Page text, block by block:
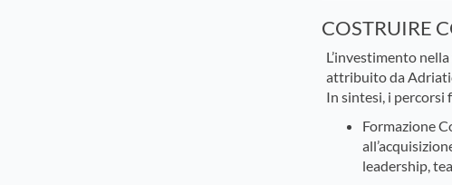
COSTRUIRE
L’investimento
attribuito da
In sintesi, i
Formazione
leadership,